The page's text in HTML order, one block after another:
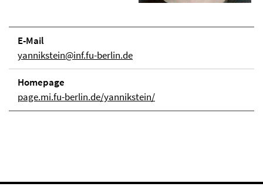
E-Mail
yannikstein@inf.fu-berlin.de
Homepage
page.mi.fu-berlin.de/yannikstein/